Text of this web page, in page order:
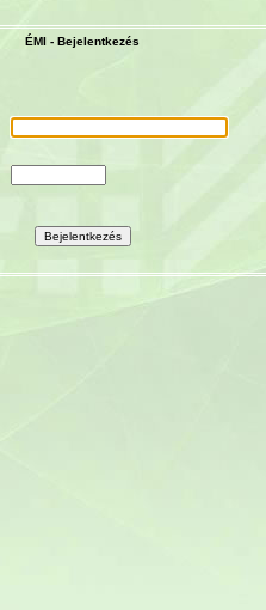
ÉMI - Bejelentkezés